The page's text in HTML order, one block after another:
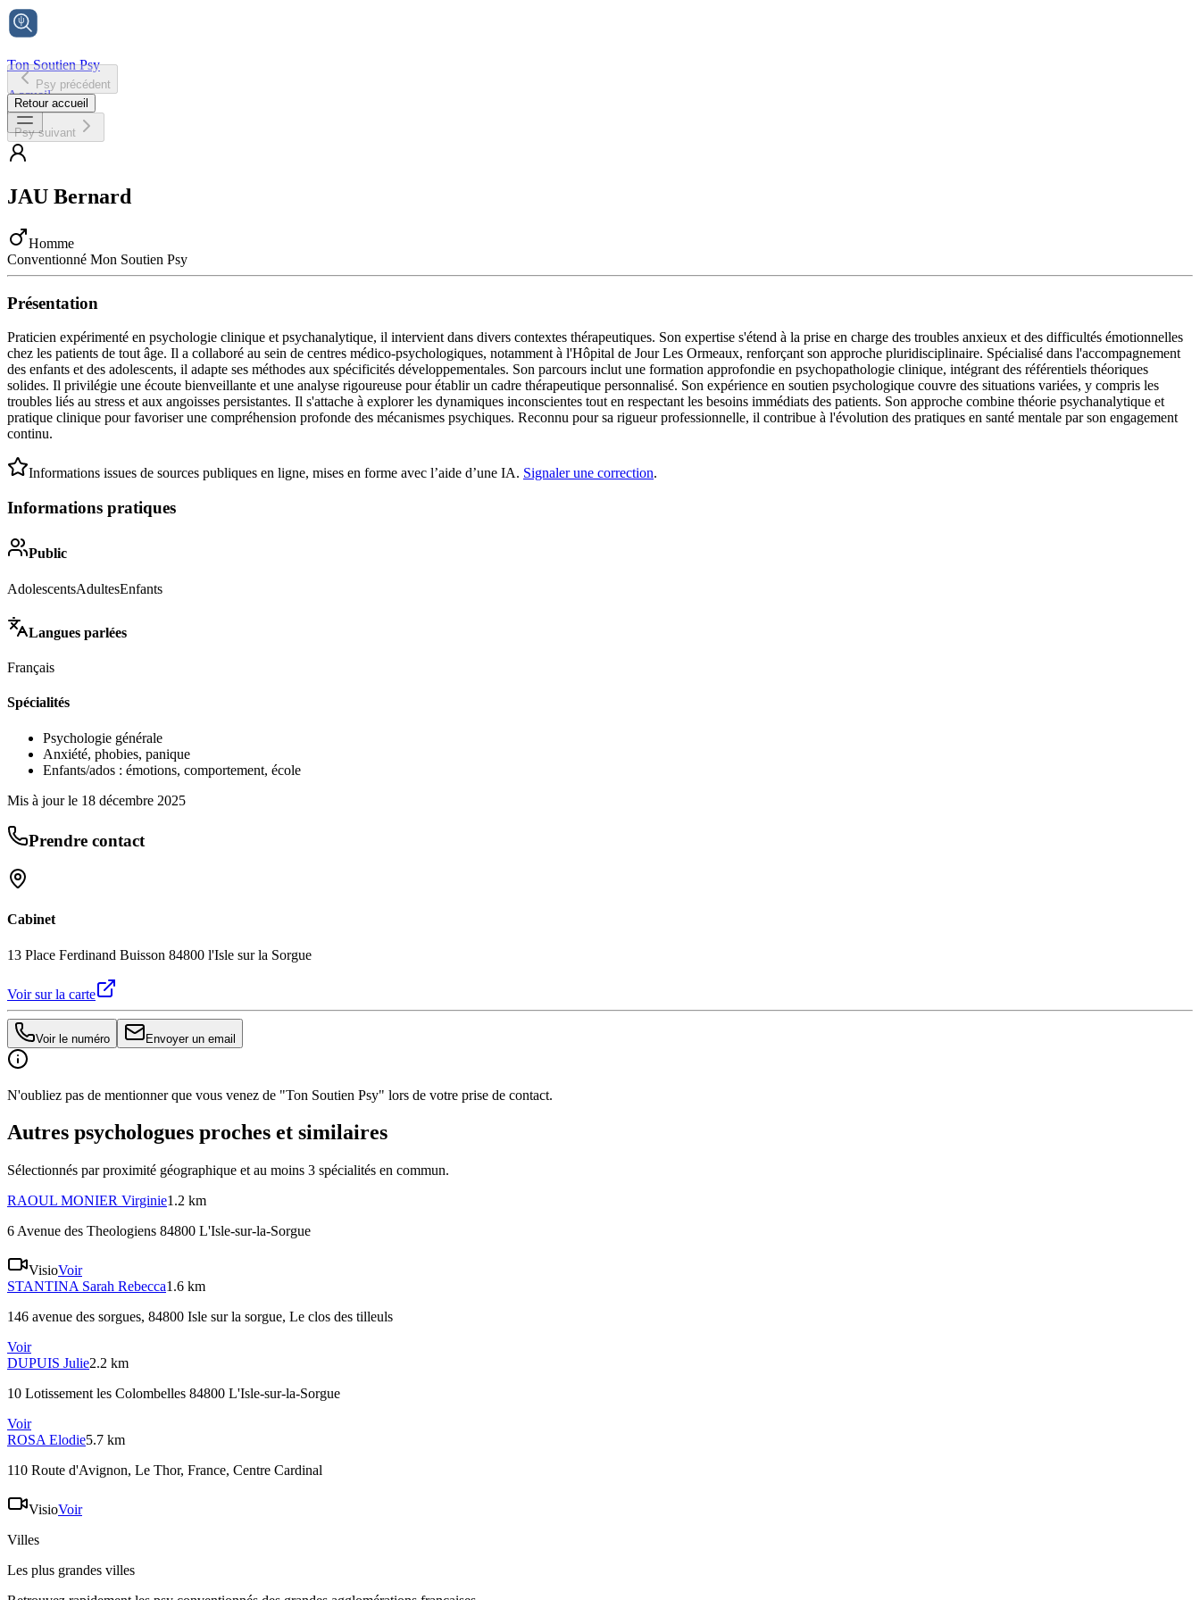
Ton Soutien Psy
Accueil
Psy précédent
Retour accueil
Psy suivant
JAU Bernard
Homme
Conventionné Mon Soutien Psy
Présentation
Praticien expérimenté en psychologie clinique et psychanalytique, il intervient dans divers contextes thérapeutiques. Son expertise s'étend à la prise en charge des troubles anxieux et des difficultés émotionnelles
chez les patients de tout âge. Il a collaboré au sein de centres médico-psychologiques, notamment à l'Hôpital de Jour Les Ormeaux, renforçant son approche pluridisciplinaire. Spécialisé dans l'accompagnement
des enfants et des adolescents, il adapte ses méthodes aux spécificités développementales. Son parcours inclut une formation approfondie en psychopathologie clinique, intégrant des référentiels théoriques
solides. Il privilégie une écoute bienveillante et une analyse rigoureuse pour établir un cadre thérapeutique personnalisé. Son expérience en soutien psychologique couvre des situations variées, y compris les
troubles liés au stress et aux angoisses persistantes. Il s'attache à explorer les dynamiques inconscientes tout en respectant les besoins immédiats des patients. Son approche combine théorie psychanalytique et
pratique clinique pour favoriser une compréhension profonde des mécanismes psychiques. Reconnu pour sa rigueur professionnelle, il contribue à l'évolution des pratiques en santé mentale par son engagement
continu.
Informations issues de sources publiques en ligne, mises en forme avec l’aide d’une IA. Signaler une correction.
Informations pratiques
Public
AdolescentsAdultesEnfants
Langues parlées
Français
Spécialités
Psychologie générale
Anxiété, phobies, panique
Enfants/ados : émotions, comportement, école
Mis à jour le 18 décembre 2025
Prendre contact
Cabinet
13 Place Ferdinand Buisson 84800 l'Isle sur la Sorgue
Voir sur la carte
Voir le numéro Envoyer un email
N'oubliez pas de mentionner que vous venez de "Ton Soutien Psy" lors de votre prise de contact.
Autres psychologues proches et similaires
Sélectionnés par proximité géographique et au moins 3 spécialités en commun.
RAOUL MONIER Virginie1.2 km
6 Avenue des Theologiens 84800 L'Isle-sur-la-Sorgue
VisioVoir
STANTINA Sarah Rebecca1.6 km
146 avenue des sorgues, 84800 Isle sur la sorgue, Le clos des tilleuls
Voir
DUPUIS Julie2.2 km
10 Lotissement les Colombelles 84800 L'Isle-sur-la-Sorgue
Voir
ROSA Elodie5.7 km
110 Route d'Avignon, Le Thor, France, Centre Cardinal
VisioVoir
Villes
Les plus grandes villes